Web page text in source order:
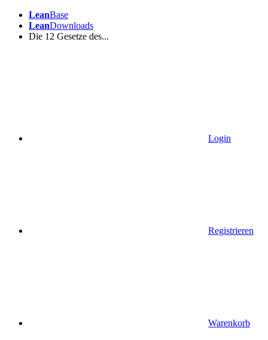
LeanBase
LeanDownloads
Die 12 Gesetze des...
Login
Registrieren
Warenkorb